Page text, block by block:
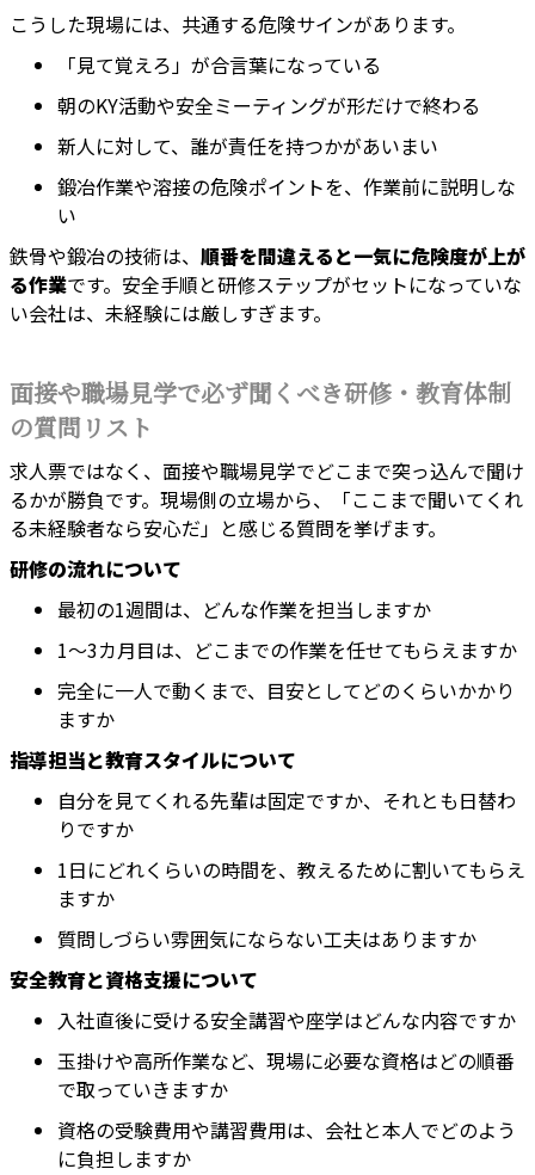
こうした現場には、共通する危険サインがあります。
「見て覚えろ」が合言葉になっている
朝のKY活動や安全ミーティングが形だけで終わる
新人に対して、誰が責任を持つかがあいまい
鍛冶作業や溶接の危険ポイントを、作業前に説明しな
い
鉄骨や鍛冶の技術は、 順番を間違えると一気に危険度が上が
る作業です。安全手順と研修ステップがセットになっていな
い会社は、未経験には厳しすぎます。
面接や職場見学で必ず聞くべき研修・教育体制
の質問リスト
求人票ではなく、面接や職場見学でどこまで突っ込んで聞け
るかが勝負です。現場側の立場から、「ここまで聞いてくれ
る未経験者なら安心だ」と感じる質問を挙げます。
研修の流れについて
最初の1週間は、どんな作業を担当しますか
1〜3カ月目は、どこまでの作業を任せてもらえますか
完全に一人で動くまで、目安としてどのくらいかかり
ますか
指導担当と教育スタイルについて
自分を見てくれる先輩は固定ですか、それとも日替わ
りですか
1日にどれくらいの時間を、教えるために割いてもらえ
ますか
質問しづらい雰囲気にならない工夫はありますか
安全教育と資格支援について
入社直後に受ける安全講習や座学はどんな内容ですか
玉掛けや高所作業など、現場に必要な資格はどの順番
で取っていきますか
資格の受験費用や講習費用は、会社と本人でどのよう
に負担しますか